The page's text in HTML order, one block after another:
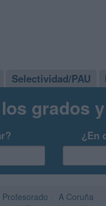
Selectividad/PAU
grados
¿En
A Coruña